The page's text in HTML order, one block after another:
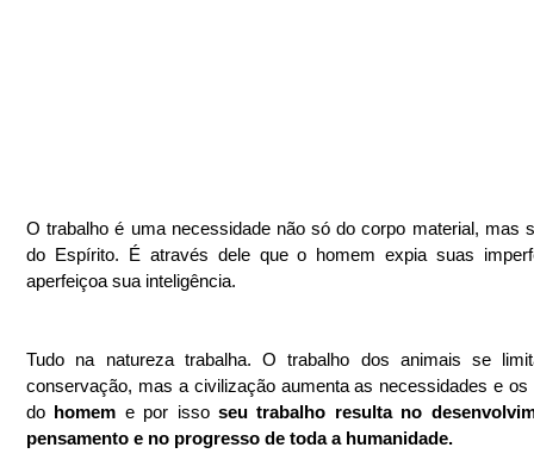
O trabalho é uma necessidade não só do corpo material, mas
do Espírito. É através dele que o homem expia suas
aperfeiçoa sua inteligência.
Tudo na natureza trabalha. O trabalho dos animais se
conservação, mas a civilização aumenta as necessidades e os
do homem e por isso seu trabalho resulta no
pensamento e no progresso de toda a humanidade.